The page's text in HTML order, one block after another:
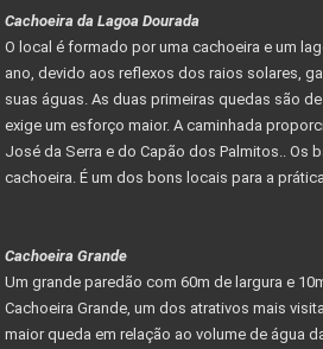
Cachoeira da Lagoa Dourada
O local é formado por uma cachoeira e um
ano, devido aos reflexos dos raios solares,
suas águas. As duas primeiras quedas são
exige um esforço maior. A caminhada
José da Serra e do Capão dos Palmitos.. Os
cachoeira. É um dos bons locais para a
Cachoeira Grande
Um grande paredão com 60m de largura e
Cachoeira Grande, um dos atrativos mais
maior queda em relação ao volume de água